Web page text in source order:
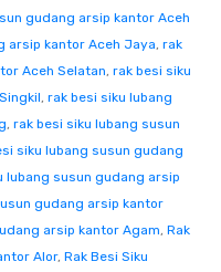
gudang arsip kantor Aceh
arsip kantor Aceh Jaya, rak
Aceh Selatan, rak besi siku
, rak besi siku lubang
, rak besi siku lubang susun
siku lubang susun gudang
lubang susun gudang arsip
gudang arsip kantor
arsip kantor Agam, Rak
Alor, Rak Besi Siku